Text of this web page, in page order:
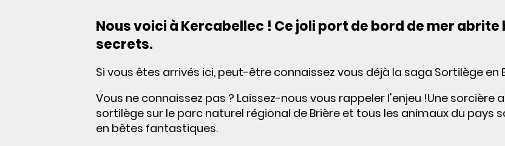
Nous voici à Kercabellec ! Ce joli port de bord de mer abrite
secrets.
Si vous êtes arrivés ici, peut-être connaissez vous déjà la saga Sortilège en
Vous ne connaissez pas ? Laissez-nous vous rappeler l'enjeu !Une sorcière
sortilège sur le parc naturel régional de Brière et tous les animaux du pays
en bêtes fantastiques.